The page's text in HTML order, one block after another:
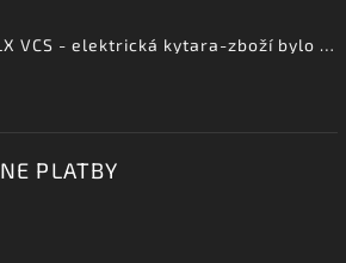
Aria PE DLX VCS - elektrická kytara-zboží bylo vystaveno na prodejně
PLATBY